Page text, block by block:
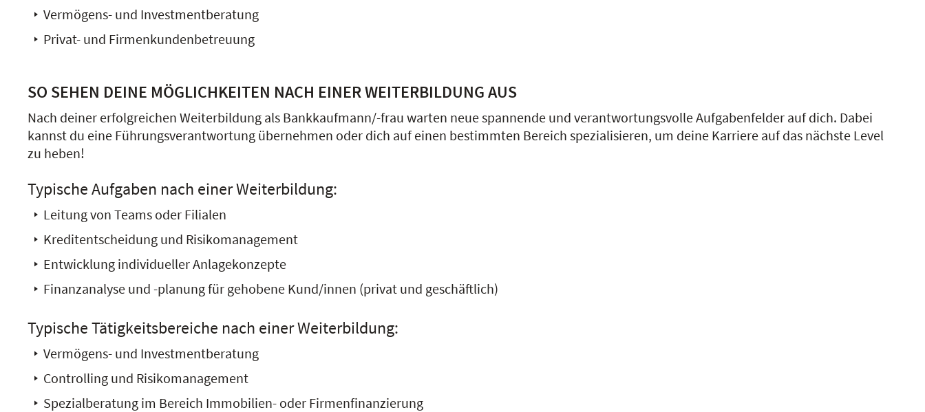
Vermögens- und Investmentberatung
Privat- und Firmenkundenbetreuung
SO SEHEN DEINE MÖGLICHKEITEN NACH EINER WEITERBILDUNG AUS
Nach deiner erfolgreichen Weiterbildung als Bankkaufmann/-frau warten neue spannende und verantwortungsvolle Aufgabenfelder auf dich. Dabei
kannst du eine Führungsverantwortung übernehmen oder dich auf einen bestimmten Bereich spezialisieren, um deine Karriere auf das nächste Level
zu heben!
Typische Aufgaben nach einer Weiterbildung:
Leitung von Teams oder Filialen
Kreditentscheidung und Risikomanagement
Entwicklung individueller Anlagekonzepte
Finanzanalyse und -planung für gehobene Kund/innen (privat und geschäftlich)
Typische Tätigkeitsbereiche nach einer Weiterbildung:
Vermögens- und Investmentberatung
Controlling und Risikomanagement
Spezialberatung im Bereich Immobilien- oder Firmenfinanzierung